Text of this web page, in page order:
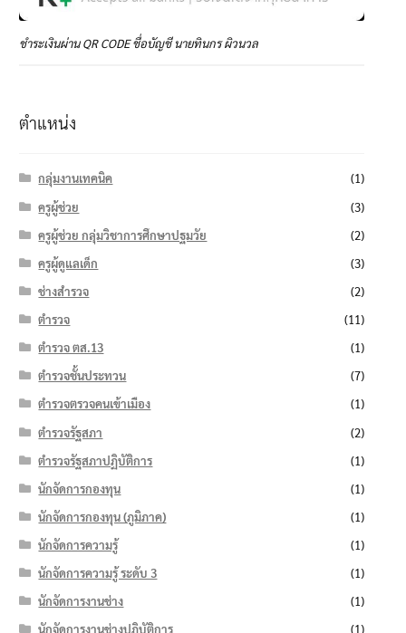
ชำระเงินผ่าน QR CODE ชื่อบัญชี นายทินกร ผิวนวล
ตำแหน่ง
กลุ่มงานเทคนิค
(1)
ครูผู้ช่วย
(3)
ครูผู้ช่วย กลุ่มวิชาการศึกษาปฐมวัย
(2)
ครูผู้ดูแลเด็ก
(3)
ช่างสำรวจ
(2)
ตำรวจ
(11)
ตำรวจ ตส.13
(1)
ตำรวจชั้นประทวน
(7)
ตำรวจตรวจคนเข้าเมือง
(1)
ตำรวจรัฐสภา
(2)
ตำรวจรัฐสภาปฏิบัติการ
(1)
นักจัดการกองทุน
(1)
นักจัดการกองทุน (ภูมิภาค)
(1)
นักจัดการความรู้
(1)
นักจัดการความรู้ ระดับ 3
(1)
นักจัดการงานช่าง
(1)
นักจัดการงานช่างปฏิบัติการ
(1)